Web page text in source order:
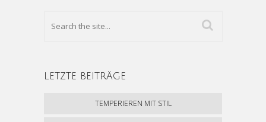
LETZTE BEITRÄGE
TEMPERIEREN MIT STIL